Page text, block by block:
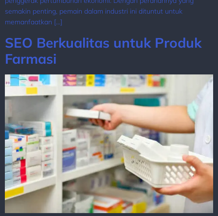
semakin penting, pemain dalam industri ini dituntut untuk
memanfaatkan […]
SEO Berkualitas untuk Produk
Farmasi